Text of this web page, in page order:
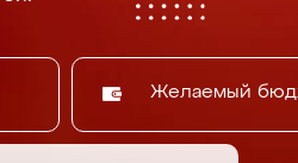
Желаемый